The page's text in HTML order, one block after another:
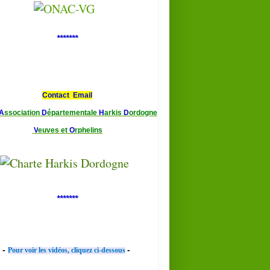
*******
Contact Email
ssociation Départementale Harkis Dordogne
Veuves et Orphelins
*******
- Pour voir les vidéos, cliquez ci-dessous -